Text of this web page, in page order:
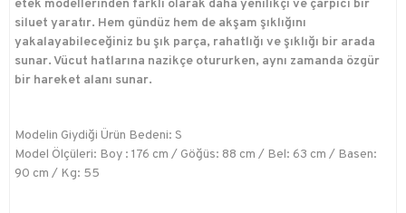
etek modellerinden farklı olarak daha yenilikçi ve çarpıcı bir
siluet yaratır. Hem gündüz hem de akşam şıklığını
yakalayabileceğiniz bu şık parça, rahatlığı ve şıklığı bir arada
sunar. Vücut hatlarına nazikçe otururken, aynı zamanda özgür
bir hareket alanı sunar.
Modelin Giydiği Ürün Bedeni: S
Model Ölçüleri: Boy : 176 cm / Göğüs: 88 cm / Bel: 63 cm / Basen:
90 cm / Kg: 55